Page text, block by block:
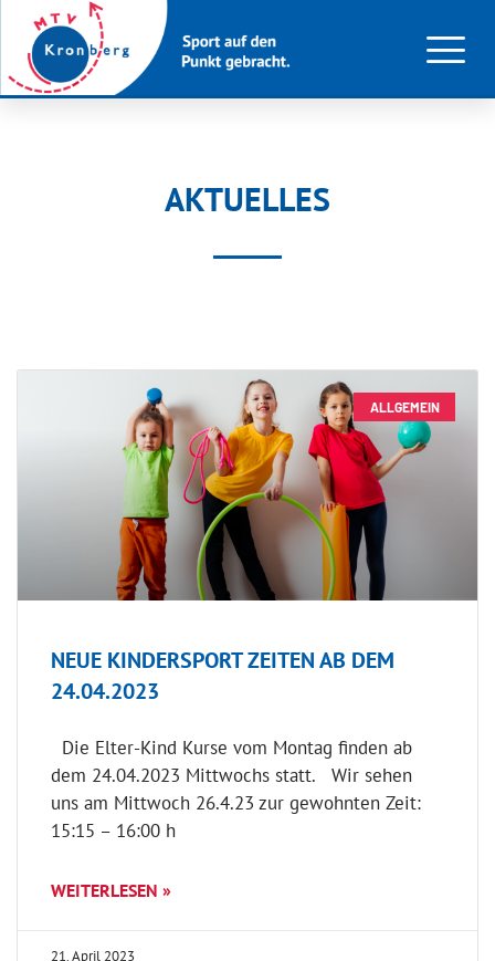
AKTUELLES
ALLGEMEIN
NEUE KINDERSPORT ZEITEN AB DEM
24.04.2023
Die Elter-Kind Kurse vom Montag finden ab
dem 24.04.2023 Mittwochs statt. Wir sehen
uns am Mittwoch 26.4.23 zur gewohnten Zeit:
15:15 – 16:00 h
WEITERLESEN »
21. April 2023